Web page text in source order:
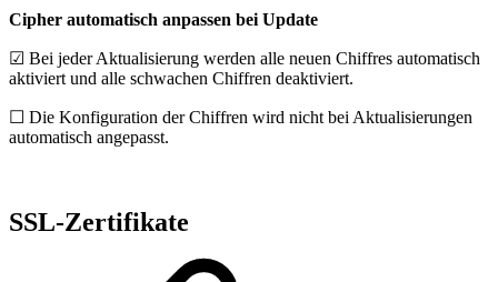
Cipher automatisch anpassen bei Update
☑ Bei jeder Aktualisierung werden alle neuen Chiffres automatisch
aktiviert und alle schwachen Chiffren deaktiviert.
☐ Die Konfiguration der Chiffren wird nicht bei Aktualisierungen
automatisch angepasst.
SSL-Zertifikate